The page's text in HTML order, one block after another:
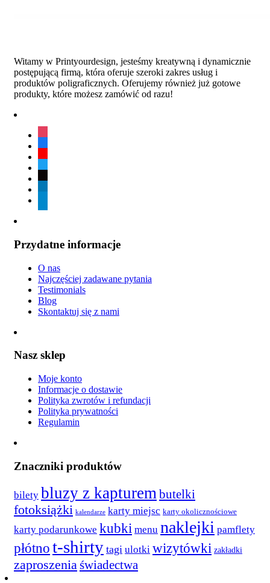
Witamy w Printyourdesign, jesteśmy kreatywną i dynamicznie
postępującą firmą, która oferuje szeroki zakres usług i
produktów poligraficznych. Oferujemy również już gotowe
produkty, które możesz zamówić od razu!
Przydatne informacje
O nas
Najczęściej zadawane pytania
Testimonials
Blog
Skontaktuj się z nami
Nasz sklep
Moje konto
Informacje o dostawie
Polityka zwrotów i refundacji
Polityka prywatności
Regulamin
Znaczniki produktów
bilety bluzy z kapturembutelki
fotoksiążki kalendarze karty miejsc karty okolicznościowe
karty podarunkowe kubki menu naklejki pamflety
płótnot-shirty tagi ulotki wizytówki zakładki
zaproszeniaświadectwa